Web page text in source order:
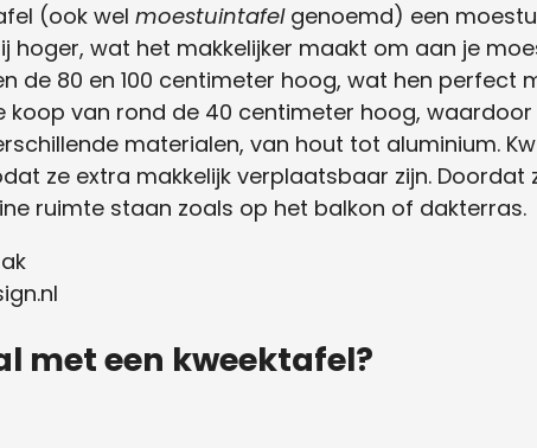
(ook wel moestuintafelgenoemd) een
hoger, wat het makkelijker maakt om aan je
de 80 en 100 centimeter hoog, wat hen perfect
koop van rond de 40 centimeter hoog,
materialen, van hout tot aluminium.
ze extra makkelijk verplaatsbaar zijn. Doordat
ruimte staan zoals op het balkon of dakterras.
met een kweektafel?